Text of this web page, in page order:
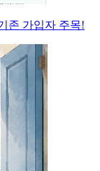
존 가입자 주목!